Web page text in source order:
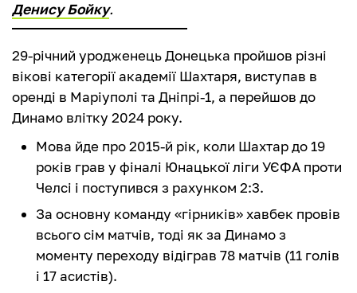
Денису Бойку.
29-річний уродженець Донецька пройшов різні
вікові категорії академії Шахтаря, виступав в
оренді в Маріуполі та Дніпрі-1, а перейшов до
Динамо влітку 2024 року.
Мова йде про 2015-й рік, коли Шахтар до 19
років грав у фіналі Юнацької ліги УЄФА проти
Челсі і поступився з рахунком 2:3.
За основну команду «гірників» хавбек провів
всього сім матчів, тоді як за Динамо з
моменту переходу відіграв 78 матчів (11 голів
і 17 асистів).